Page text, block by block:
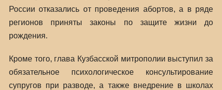
России отказались от проведения абортов, а в ряде
регионов приняты законы по защите жизни до
рождения.
Кроме того, глава Кузбасской митрополии выступил за
обязательное психологическое консультирование
супругов при разводе, а также внедрение в школах